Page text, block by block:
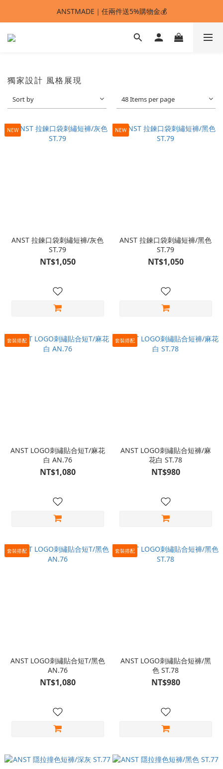
ANSTMADE｜任兩件送5%購物金💰
ANSTMADE｜任兩件送5%購物金💰
🚩 【SELECT服飾】1件95折、2件88折
ANSTMADE｜任兩件送5%購物金💰
獨家設計 風格展現
Sort by 48 Items per page
NEW
ANST 拉鍊口袋刺繡短褲/灰色
ST.79
NT$1,050
NEW
ANST 拉鍊口袋刺繡短褲/黑色
ST.79
NT$1,050
套裝搭配
ANST LOGO刺繡貼合短T/麻花
白 AN.76
NT$1,080
套裝搭配
ANST LOGO刺繡貼合短褲/麻
花白 ST.78
NT$980
套裝搭配
ANST LOGO刺繡貼合短T/黑色
AN.76
NT$1,080
套裝搭配
ANST LOGO刺繡貼合短褲/黑
色 ST.78
NT$980